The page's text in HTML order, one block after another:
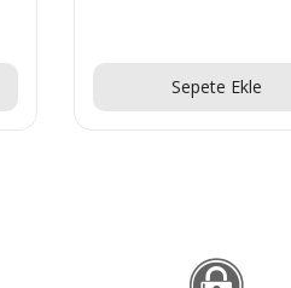
Sepete Ekle